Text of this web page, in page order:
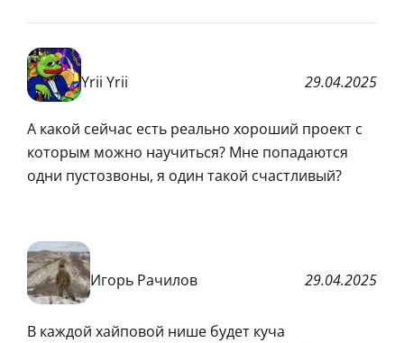
Yrii Yrii 29.04.2025
А какой сейчас есть реально хороший проект с
которым можно научиться? Мне попадаются
одни пустозвоны, я один такой счастливый?
Игорь Рачилов 29.04.2025
В каждой хайповой нише будет куча